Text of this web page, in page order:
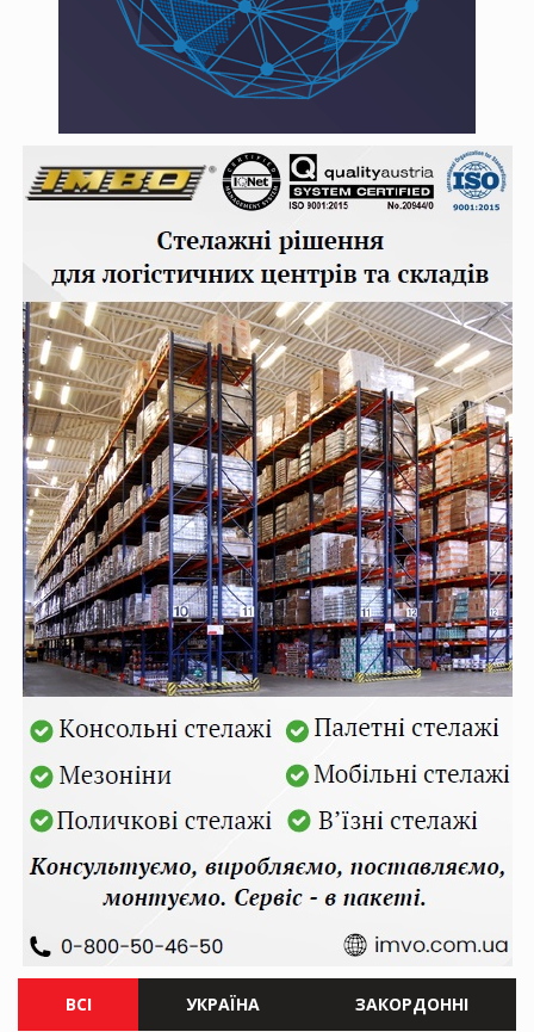
ВСІ УКРАЇНА ЗАКОРДОННІ